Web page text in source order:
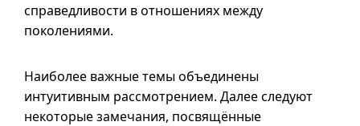
справедливости в отношениях между
поколениями.
Наиболее важные темы объединены
интуитивным рассмотрением. Далее следуют
некоторые замечания, посвящённые